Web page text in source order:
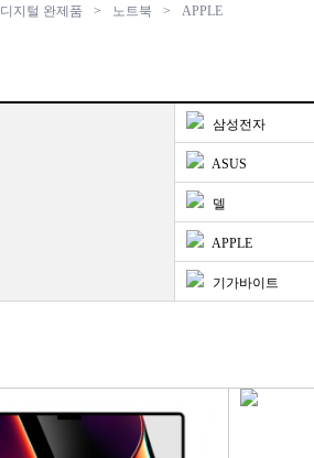
디지털 완제품 > 노트북 > APPLE
삼성전자
ASUS
델
APPLE
기가바이트